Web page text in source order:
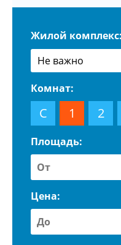
Жилой комплекс:
Комнат:
С 1 2
Площадь:
Цена: